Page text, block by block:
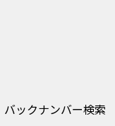
バックナンバー検索